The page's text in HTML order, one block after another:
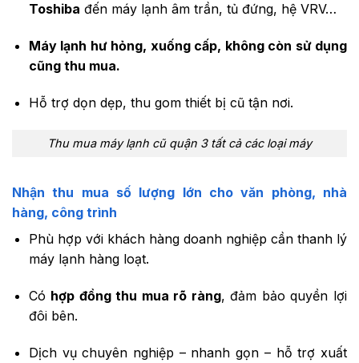
Toshiba đến máy lạnh âm trần, tủ đứng, hệ VRV…
Máy lạnh hư hỏng, xuống cấp, không còn sử dụng
cũng thu mua.
Hỗ trợ dọn dẹp, thu gom thiết bị cũ tận nơi.
Thu mua máy lạnh cũ quận 3 tất cả các loại máy
Nhận thu mua số lượng lớn cho văn phòng, nhà
hàng, công trình
Phù hợp với khách hàng doanh nghiệp cần thanh lý
máy lạnh hàng loạt.
Có hợp đồng thu mua rõ ràng, đảm bảo quyền lợi
đôi bên.
Dịch vụ chuyên nghiệp – nhanh gọn – hỗ trợ xuất